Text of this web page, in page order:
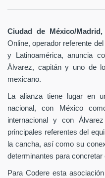
Ciudad de México/
Online, operador referente
y Latinoamérica, anuncia
Álvarez, capitán y uno de
mexicano.
La alianza tiene lugar en
nacional, con México
internacional y con
principales referentes del
la cancha, así como su
determinantes para concretar
Para Codere esta